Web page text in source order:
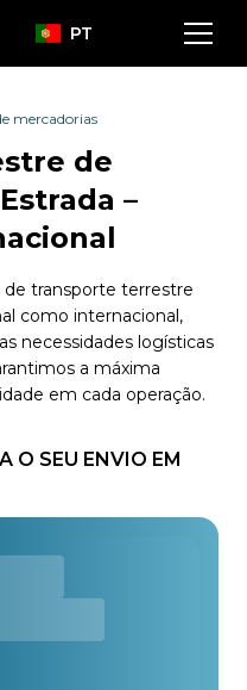
PT
mercadorias
de
–
transporte terrestre
como internacional,
necessidades logísticas
a máxima
em cada operação.
O SEU ENVIO EM